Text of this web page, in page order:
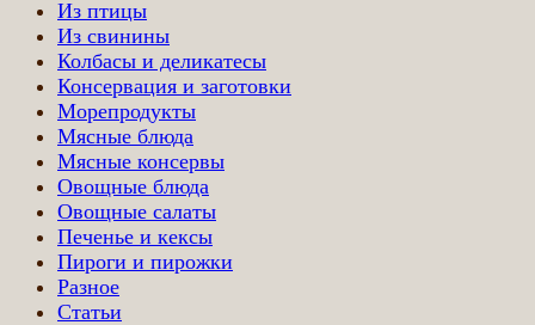
Из птицы
Из свинины
Колбасы и деликатесы
Консервация и заготовки
Морепродукты
Мясные блюда
Мясные консервы
Овощные блюда
Овощные салаты
Печенье и кексы
Пироги и пирожки
Разное
Статьи